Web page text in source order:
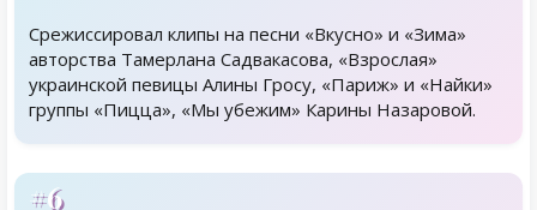
Срежиссировал клипы на песни «Вкусно» и «Зима»
авторства Тамерлана Садвакасова, «Взрослая»
украинской певицы Алины Гросу, «Париж» и «Найки»
группы «Пицца», «Мы убежим» Карины Назаровой.
#6